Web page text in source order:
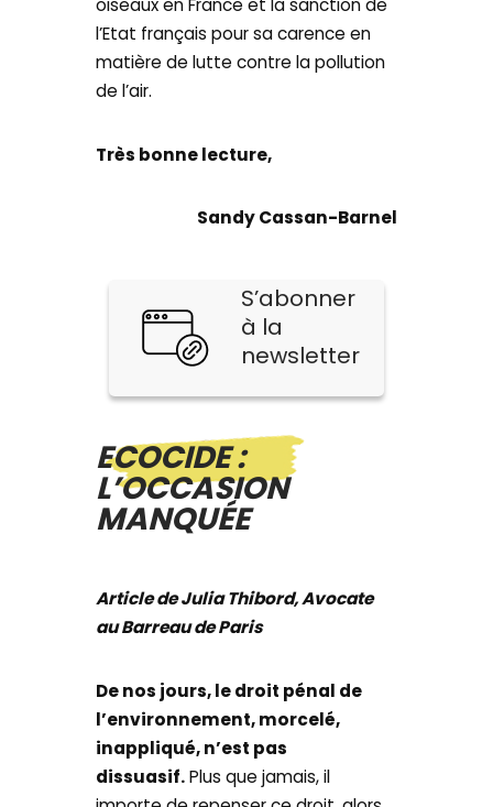
oiseaux en France et la sanction de
l’Etat français pour sa carence en
matière de lutte contre la pollution
de l’air.
Très bonne lecture,
Sandy Cassan-Barnel
S’abonner
à la
newsletter
ECOCIDE :
L’OCCASION
MANQUÉE
Article de Julia Thibord, Avocate
au Barreau de Paris
De nos jours, le droit pénal de
l’environnement, morcelé,
inappliqué, n’est pas
dissuasif.Plus que jamais, il